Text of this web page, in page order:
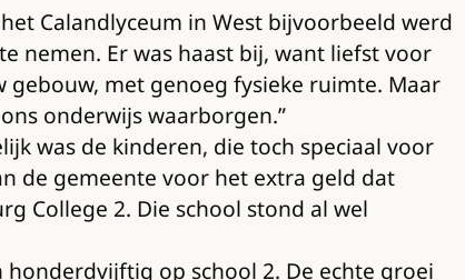
Calandlyceum in West bijvoorbeeld werd
nemen. Er was haast bij, want liefst voor
gebouw, met genoeg fysieke ruimte. Maar
onderwijs waarborgen.”
was de kinderen, die toch speciaal voor
de gemeente voor het extra geld dat
College 2. Die school stond al wel
op school 2. De echte groei